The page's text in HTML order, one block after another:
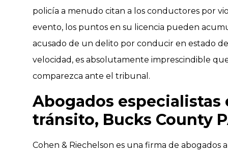
policía a menudo citan a los conductores por
evento, los puntos en su licencia pueden
acusado de un delito por conducir en estado
velocidad, es absolutamente imprescindible
comparezca ante el tribunal.
Abogados especialistas
tránsito, Bucks County
Cohen & Riechelson es una firma de